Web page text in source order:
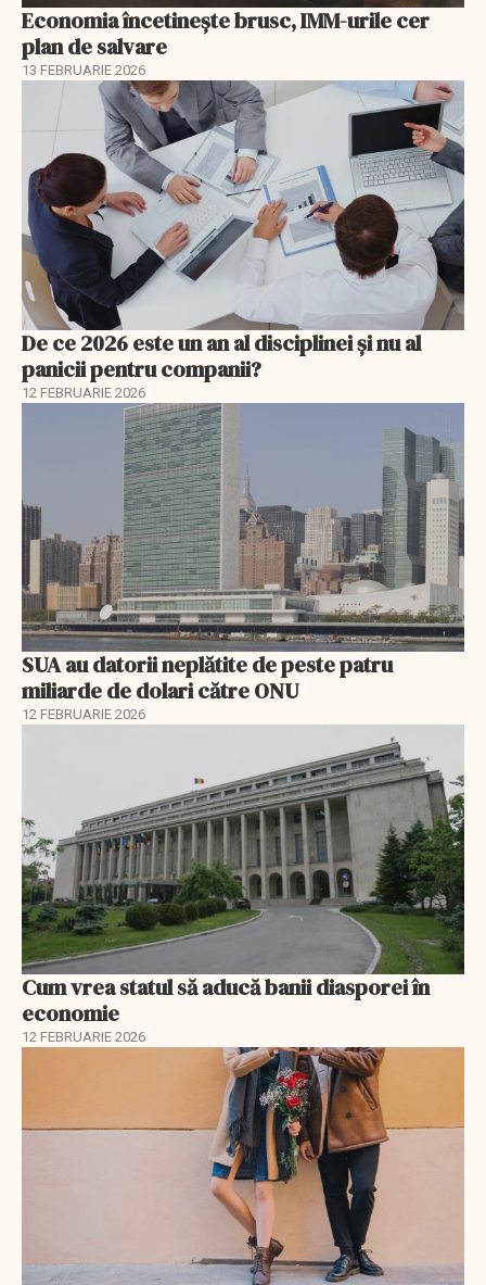
Economia încetinește brusc, IMM-urile cer
plan de salvare
13 FEBRUARIE 2026
De ce 2026 este un an al disciplinei și nu al
panicii pentru companii?
12 FEBRUARIE 2026
SUA au datorii neplătite de peste patru
miliarde de dolari către ONU
12 FEBRUARIE 2026
Cum vrea statul să aducă banii diasporei în
economie
12 FEBRUARIE 2026